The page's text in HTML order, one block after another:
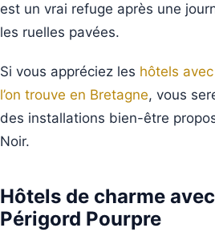
est un vrai refuge après une
les ruelles pavées.
Si vous appréciez les hôtels
l’on trouve en Bretagne, vous
des installations bien-être
Noir.
Hôtels de charme
Périgord Pourpre